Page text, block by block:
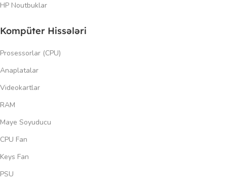
HP Noutbuklar
Kompüter Hissələri
Prosessorlar (CPU)
Anaplatalar
Videokartlar
RAM
Maye Soyuducu
CPU Fan
Keys Fan
PSU